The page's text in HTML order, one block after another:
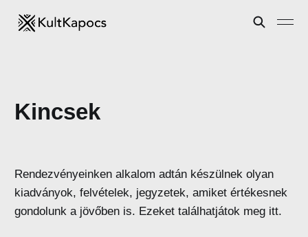
Kincsek
Rendezvényeinken alkalom adtán készülnek olyan
kiadványok, felvételek, jegyzetek, amiket értékesnek
gondolunk a jövőben is. Ezeket találhatjátok meg itt.